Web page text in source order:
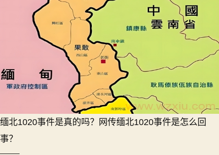
缅北1020事件是真的吗？网传缅北1020事件是怎么回
事？